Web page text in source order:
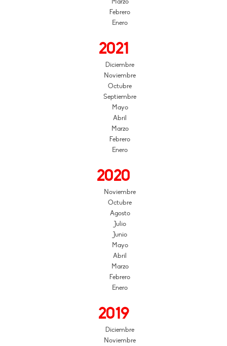
Marzo
Febrero
Enero
2021
Diciembre
Noviembre
Octubre
Septiembre
Mayo
Abril
Marzo
Febrero
Enero
2020
Noviembre
Octubre
Agosto
Julio
Junio
Mayo
Abril
Marzo
Febrero
Enero
2019
Diciembre
Noviembre